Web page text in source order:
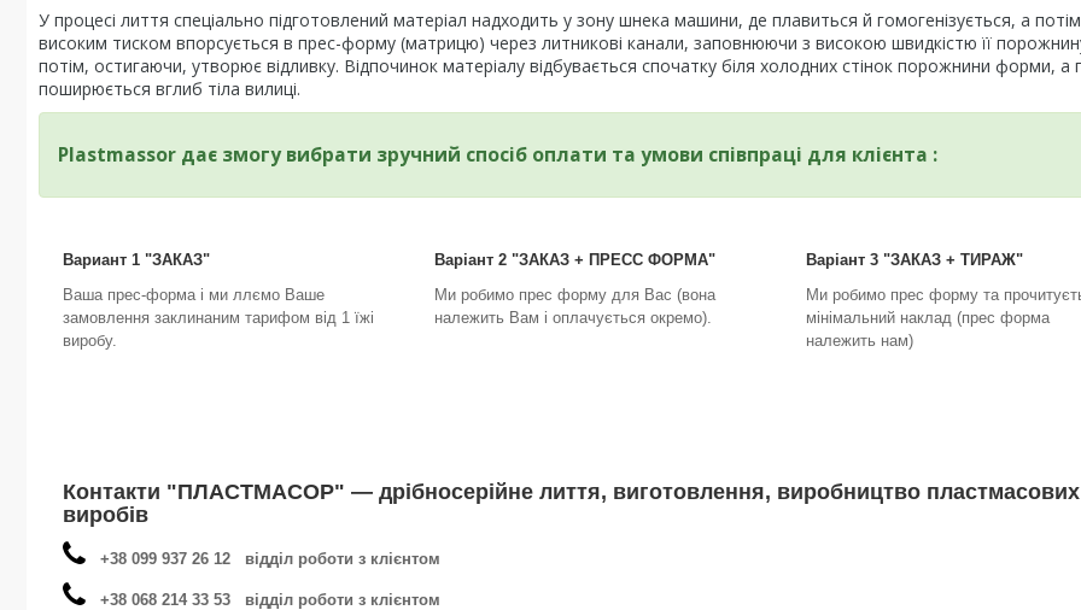
У процесі лиття спеціально підготовлений матеріал надходить у зону шнека машини, де плавиться й гомогенізується, а потім
високим тиском впорсується в прес-форму (матрицю) через литникові канали, заповнюючи з високою швидкістю її
потім, остигаючи, утворює відливку. Відпочинок матеріалу відбувається спочатку біля холодних стінок порожнини форми, а
поширюється вглиб тіла вилиці.
Plastmassor дає змогу вибрати зручний спосіб оплати та умови співпраці для клієнта :
Вариант 1 "ЗАКАЗ"
Ваша прес-форма і ми ллємо Ваше
замовлення заклинаним тарифом від 1 їжі
виробу.
Варіант 2 "ЗАКАЗ + ПРЕСС ФОРМА"
Ми робимо прес форму для Вас (вона
належить Вам і оплачується окремо).
Варіант 3 "ЗАКАЗ + ТИРАЖ"
Ми робимо прес форму та
мінімальний наклад (прес форма
належить нам)
Контакти "ПЛАСТМАСОР" — дрібносерійне лиття, виготовлення, виробництво пластмасових
виробів
+38 099 937 26 12 відділ роботи з клієнтом
+38 068 214 33 53 відділ роботи з клієнтом